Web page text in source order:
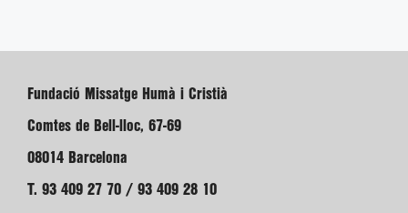
Fundació Missatge Humà i Cristià
Comtes de Bell-lloc, 67-69
08014 Barcelona
T. 93 409 27 70 / 93 409 28 10